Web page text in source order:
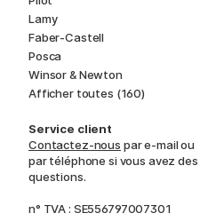
Lamy
Faber-Castell
Posca
Winsor & Newton
Afficher toutes (160)
Service client
Contactez-nous par e-mail ou
par téléphone si vous avez des
questions.
n° TVA : SE556797007301